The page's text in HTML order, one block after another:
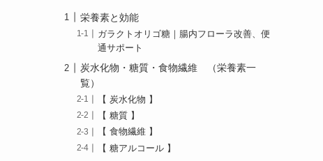
栄養素と効能
ガラクトオリゴ糖｜腸内フローラ改善、便
通サポート
炭水化物・糖質・食物繊維 （栄養素一
覧）
【 炭水化物 】
【 糖質 】
【 食物繊維 】
【 糖アルコール 】